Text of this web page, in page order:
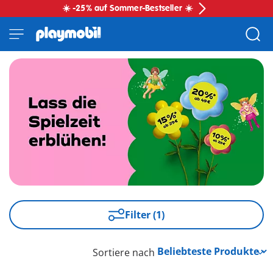
☀️ -25% auf Sommer-Bestseller ☀️
Filter (1)
Sortiere nach